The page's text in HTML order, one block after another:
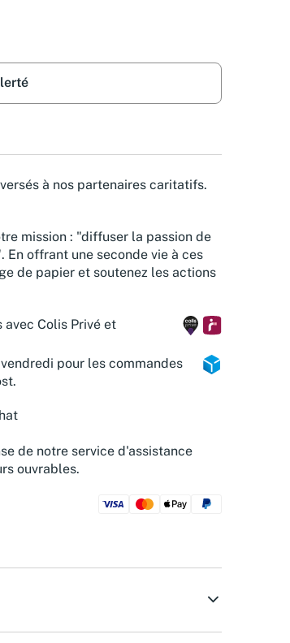
à nos partenaires caritatifs.
mission : "diffuser la passion de
En offrant une seconde vie à ces
de papier et soutenez les actions
avec Colis Privé et
pour les commandes
de notre service d'assistance
ouvrables.